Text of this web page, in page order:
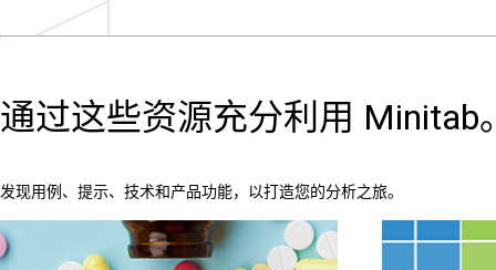
通过这些资源充分利用 Minitab
发现用例、提示、技术和产品功能，以打造您的分析之旅。